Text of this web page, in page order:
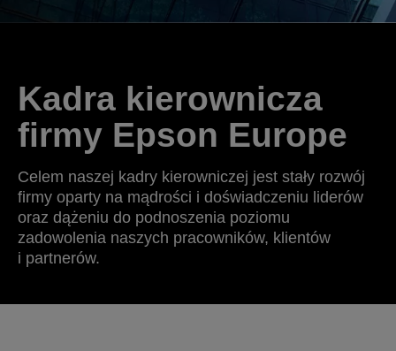
Kadra kierownicza
firmy Epson Europe
Celem naszej kadry kierowniczej jest stały rozwój
firmy oparty na mądrości i doświadczeniu liderów
oraz dążeniu do podnoszenia poziomu
zadowolenia naszych pracowników, klientów
i partnerów.